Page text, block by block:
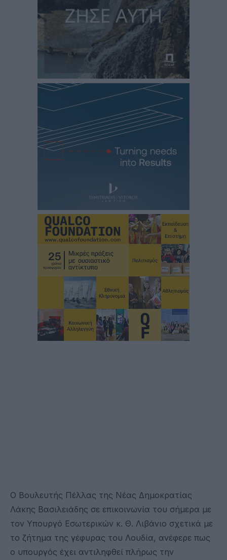
Ο Βουλευτής Πέλλας της Νέας Δημοκρατίας
Λάκης Βασιλειάδης σε επικοινωνία του σήμερα με
τον Υπουργό Εσωτερικών κ. Θ. Λιβάνιο σχετικά με
το ζήτημα της γέφυρας του Λουδία, ανέφερε πως
ο υπουργός έχει αντιληφθεί πλήρως την